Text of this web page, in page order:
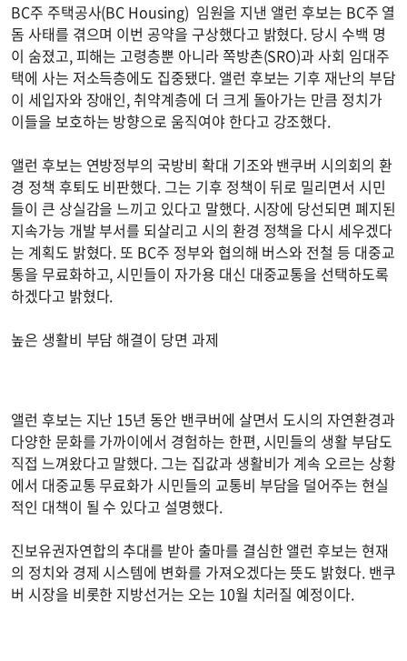
BC주 주택공사(BC Housing) 임원을 지낸 앨런 후보는 BC주 열
돔 사태를 겪으며 이번 공약을 구상했다고 밝혔다. 당시 수백 명
이 숨졌고, 피해는 고령층뿐 아니라 쪽방촌(SRO)과 사회 임대주
택에 사는 저소득층에도 집중됐다. 앨런 후보는 기후 재난의 부담
이 세입자와 장애인, 취약계층에 더 크게 돌아가는 만큼 정치가
이들을 보호하는 방향으로 움직여야 한다고 강조했다.
앨런 후보는 연방정부의 국방비 확대 기조와 밴쿠버 시의회의 환
경 정책 후퇴도 비판했다. 그는 기후 정책이 뒤로 밀리면서 시민
들이 큰 상실감을 느끼고 있다고 말했다. 시장에 당선되면 폐지된
지속가능 개발 부서를 되살리고 시의 환경 정책을 다시 세우겠다
는 계획도 밝혔다. 또 BC주 정부와 협의해 버스와 전철 등 대중교
통을 무료화하고, 시민들이 자가용 대신 대중교통을 선택하도록
하겠다고 밝혔다.
높은 생활비 부담 해결이 당면 과제
앨런 후보는 지난 15년 동안 밴쿠버에 살면서 도시의 자연환경과
다양한 문화를 가까이에서 경험하는 한편, 시민들의 생활 부담도
직접 느껴왔다고 말했다. 그는 집값과 생활비가 계속 오르는 상황
에서 대중교통 무료화가 시민들의 교통비 부담을 덜어주는 현실
적인 대책이 될 수 있다고 설명했다.
진보유권자연합의 추대를 받아 출마를 결심한 앨런 후보는 현재
의 정치와 경제 시스템에 변화를 가져오겠다는 뜻도 밝혔다. 밴쿠
버 시장을 비롯한 지방선거는 오는 10월 치러질 예정이다.